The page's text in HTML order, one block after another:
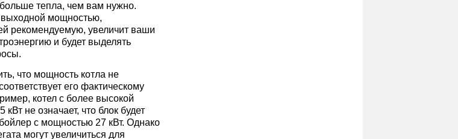
тепла, чем вам нужно.
выходной мощностью,
рекомендуемую, увеличит ваши
и будет выделять
что мощность котла не
его фактическому
котел с более высокой
не означает, что блок будет
с мощностью 27 кВт. Однако
могут увеличиться для